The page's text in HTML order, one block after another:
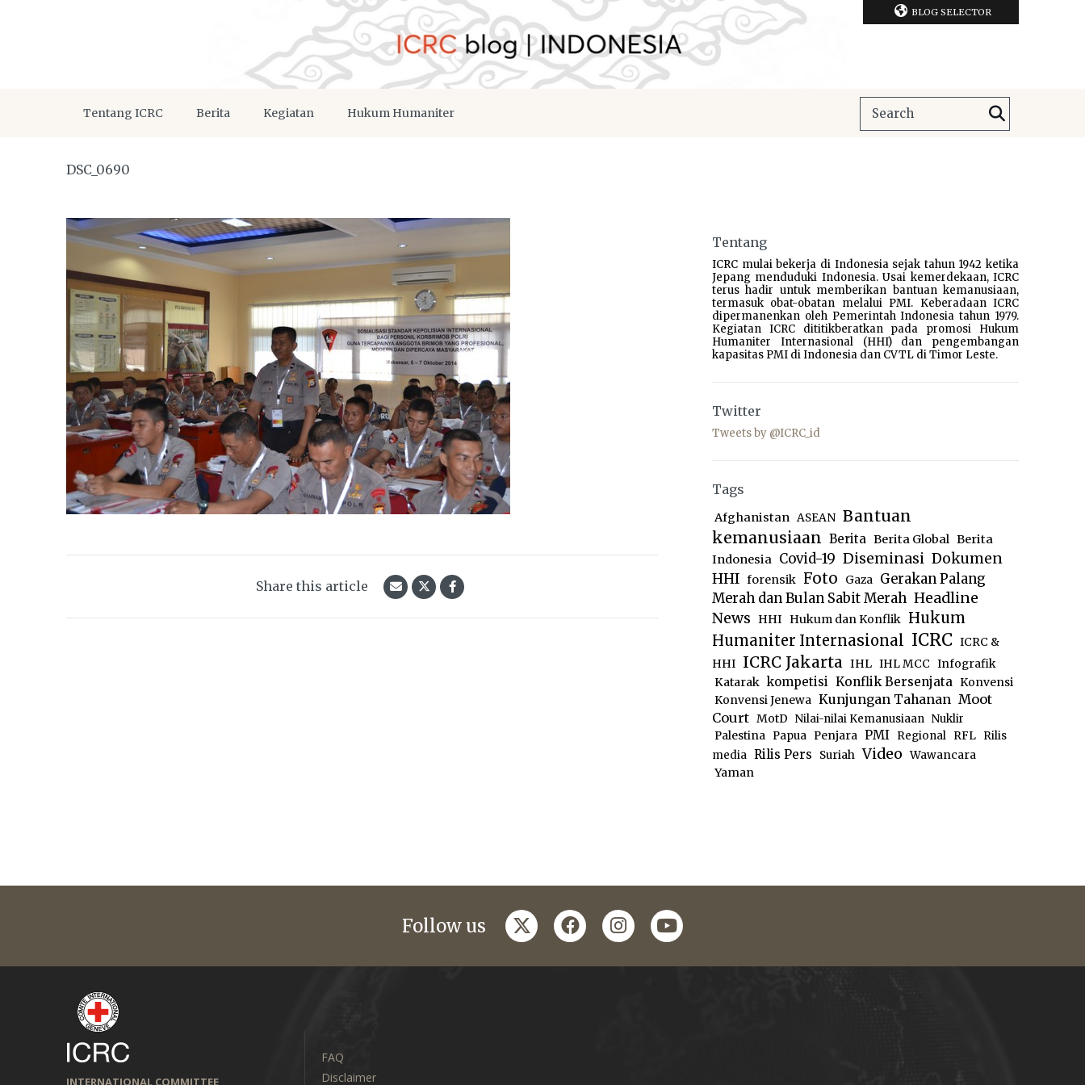
BLOG SELECTOR
Tentang ICRC Berita Kegiatan Hukum Humaniter
DSC_0690
Share this article
Tentang
ICRC mulai bekerja di Indonesia sejak tahun 1942 ketika
Jepang menduduki Indonesia. Usai kemerdekaan, ICRC
terus hadir untuk memberikan bantuan kemanusiaan,
termasuk obat-obatan melalui PMI. Keberadaan ICRC
dipermanenkan oleh Pemerintah Indonesia tahun 1979.
Kegiatan ICRC dititikberatkan pada promosi Hukum
Humaniter Internasional (HHI) dan pengembangan
kapasitas PMI di Indonesia dan CVTL di Timor Leste.
Twitter
Tweets by @ICRC_id
Tags
Afghanistan ASEAN Bantuan
kemanusiaan Berita Berita Global Berita
Indonesia Covid-19 Diseminasi Dokumen
HHI forensik Foto Gaza Gerakan Palang
Merah dan Bulan Sabit Merah Headline
News
HHI Hukum dan Konflik Hukum
Humaniter Internasional ICRC ICRC &
HHI ICRC Jakarta IHL IHL MCC Infografik
Katarak kompetisi Konflik Bersenjata Konvensi
Konvensi Jenewa Kunjungan Tahanan Moot
Court MotD Nilai-nilai Kemanusiaan Nuklir
Palestina
Papua Penjara PMI Regional RFL
Rilis
media Rilis Pers Suriah Video Wawancara
Yaman
Follow us twitterfacebookinstagram
youtube
INTERNATIONAL COMMITTEE
FAQ
Disclaimer